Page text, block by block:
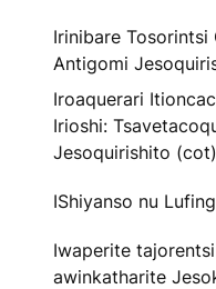
Irinibare
Antigomi
Iroaquerari
Irioshi:
Jesoquirishito (cot)
IShiyanso nu
Iwaperite
awinkatharite